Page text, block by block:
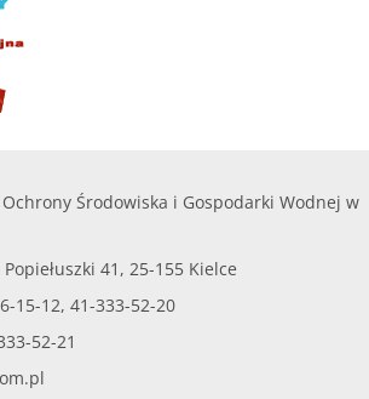
Środowiska i Gospodarki Wodnej w
41, 25-155 Kielce
15-12, 41-333-52-20
52-21